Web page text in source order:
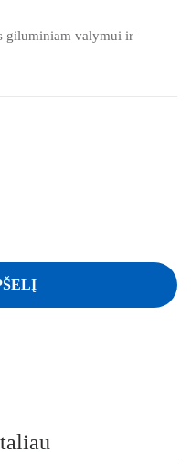
giluminiam valymui ir